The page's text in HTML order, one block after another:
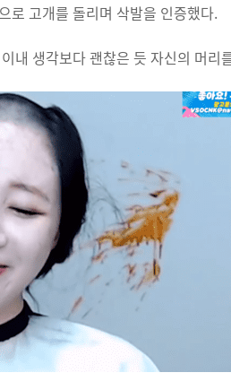
로 고개를 돌리며 삭발을 인증했다.
내 생각보다 괜찮은 듯 자신의 머리